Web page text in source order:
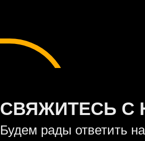
Будем рады ответить
СВЯЖИТЕСЬ С